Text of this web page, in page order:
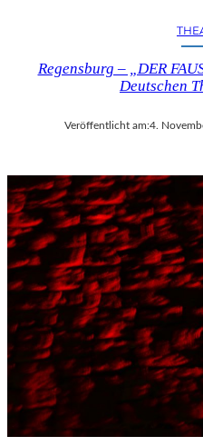
Regensburg – „DER
Deutschen
Veröffentlicht am:4.